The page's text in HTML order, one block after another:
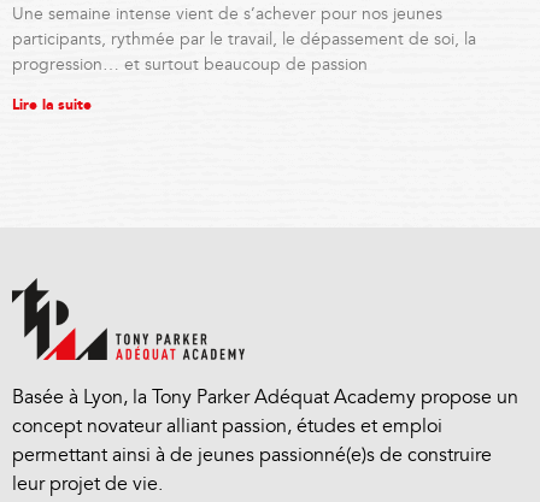
Une semaine intense vient de s’achever pour nos jeunes
participants, rythmée par le travail, le dépassement de soi, la
progression… et surtout beaucoup de passion
Lire la suite
Basée à Lyon, la Tony Parker Adéquat Academy propose un
concept novateur alliant passion, études et emploi
permettant ainsi à de jeunes passionné(e)s de construire
leur projet de vie.